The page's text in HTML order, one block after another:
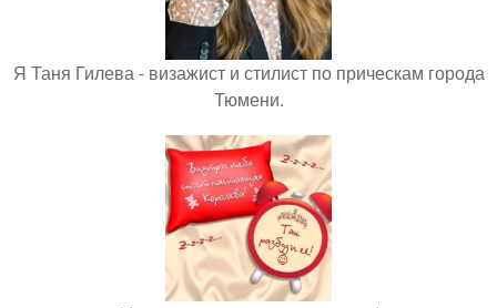
Я Таня Гилева - визажист и стилист по прическам города
Тюмени.